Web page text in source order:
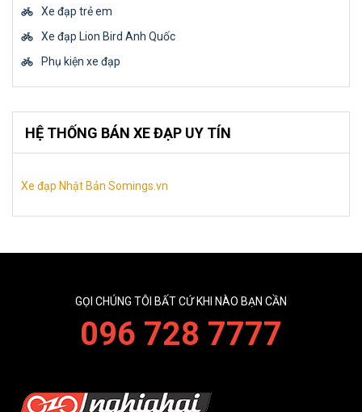
Xe đạp trẻ em
Xe đạp Lion Bird Anh Quốc
Phụ kiện xe đạp
HỆ THỐNG BÁN XE ĐẠP UY TÍN
Xe đạp Nhật Bản Somings.vn
GỌI CHÚNG TÔI BẤT CỨ KHI NÀO BẠN CẦN
096 728 7777